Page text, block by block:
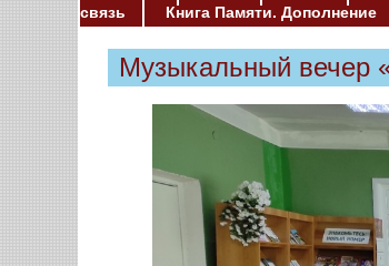
связь
Книга Памяти. Дополнение
Музыкальный вечер